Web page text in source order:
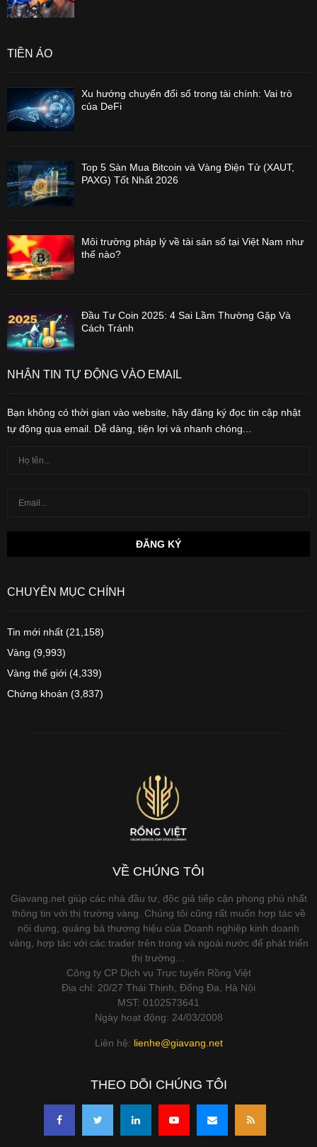
TIỀN ẢO
Xu hướng chuyển đổi số trong tài chính: Vai trò
của DeFi
Top 5 Sàn Mua Bitcoin và Vàng Điện Tử (XAUT,
PAXG) Tốt Nhất 2026
Môi trường pháp lý về tài sản số tại Việt Nam như
thế nào?
Đầu Tư Coin 2025: 4 Sai Lầm Thường Gặp Và
Cách Tránh
NHẬN TIN TỰ ĐỘNG VÀO EMAIL
Bạn không có thời gian vào website, hãy đăng ký đọc tin cập nhật
tự động qua email. Dễ dàng, tiện lợi và nhanh chóng...
CHUYÊN MỤC CHÍNH
Tin mới nhất (21,158)
Vàng (9,993)
Vàng thế giới (4,339)
Chứng khoán (3,837)
VỀ CHÚNG TÔI
Giavang.net giúp các nhà đầu tư, độc giả tiếp cận phong phú nhất
thông tin với thị trường vàng. Chúng tôi cũng rất muốn hợp tác về
nội dung, quảng bá thương hiệu của Doanh nghiệp kinh doanh
vàng, hợp tác với các trader trên trong và ngoài nước để phát triển
thị trường…
Công ty CP Dịch vụ Trực tuyến Rồng Việt
Địa chỉ: 20/27 Thái Thịnh, Đống Đa, Hà Nội
MST: 0102573641
Ngày hoạt động: 24/03/2008
Liên hệ: lienhe@giavang.net
THEO DÕI CHÚNG TÔI